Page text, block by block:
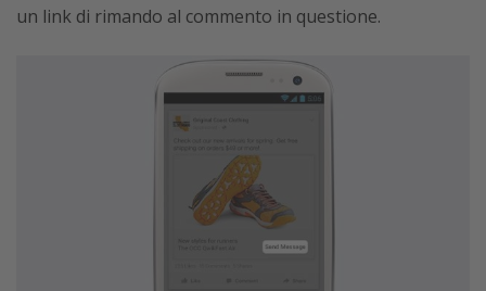
un link di rimando al commento in questione.